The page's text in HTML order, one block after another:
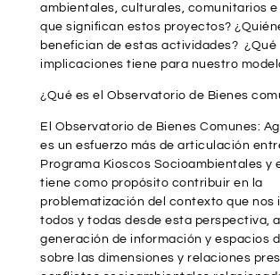
ambientales, culturales, comunitarios
que significan estos proyectos?
benefician de estas actividades? ¿Qué
implicaciones tiene para nuestro
¿Qué es el Observatorio de Bienes
El Observatorio de Bienes Comunes:
es un esfuerzo más de articulación
Programa Kioscos Socioambientales y
tiene como propósito contribuir en la
problematización del contexto que nos
todos y todas desde esta perspectiva,
generación de información y espacios
sobre las dimensiones y relaciones